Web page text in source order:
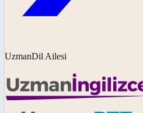
UzmanDil Ailesi